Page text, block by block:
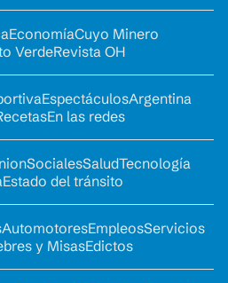
EconomíaCuyo Minero
VerdeRevista OH
EspectáculosArgentina
En las redes
SocialesSaludTecnología
Estado del tránsito
AutomotoresEmpleosServicios
y MisasEdictos